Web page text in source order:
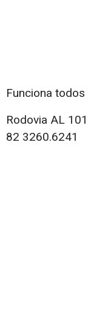
Funciona
Rodovia AL
82 3260.6241